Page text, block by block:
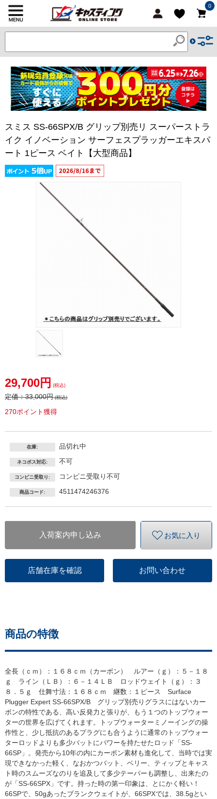
0
スミス SS-66SPX/B グリップ別売リ スーパーストラ
イク イノベーション サーフェスプラッガーエキスパ
ート 1ピース ベイト【大型商品】
29,700円 (税込)
定価：33,000円(税込)
270ポイント獲得
在庫: 品切れ中
ネコポス対応: 不可
コンビニ受取り: コンビニ受取り不可
商品コード: 4511474246376
入荷案内申し込み お気に入り
店舗在庫を確認 お問い合わせ
商品の特徴
全長（ｃｍ）：１６８ｃｍ（カーボン） ルアー（ｇ）：５－１８
ｇ ライン（ＬＢ）：６－１４ＬＢ ロッドウェイト（ｇ）：３
８．５ｇ 仕舞寸法：１６８ｃｍ 継数：１ピース Surface
Plugger Expert SS-66SPX/B グリップ別売りグラスにはないカー
ボンの特性である、高い反発力と張りが、もう１つのトップウォー
ターの世界を広げてくれます。トップウォーターミノーイングの操
作性と、少し抵抗のあるプラグにも合うように通常のトップウォー
ターロッドよりも多少バットにパワーを持たせたロッド「SS-
66SP」。発売から10年の内にカーボン素材も進化して、当時では実
現できなかった軽く、なおかつバット、ベリー、ティップとキャス
ト時のスムーズなのりを追及して多少テーパーも調整し、出来たの
が「SS-66SPX」です。持った時の第一印象は、とにかく軽い！
66SPで、50gあったブランクウェイトが、66SPXでは、38.5gとい